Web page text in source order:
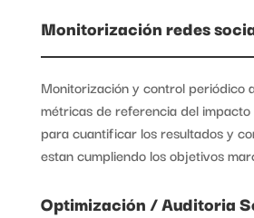
Monitorización redes
Monitorización y control periódico
métricas de referencia del impacto
para cuantificar los resultados y
estan cumpliendo los objetivos
Optimización / Auditoria